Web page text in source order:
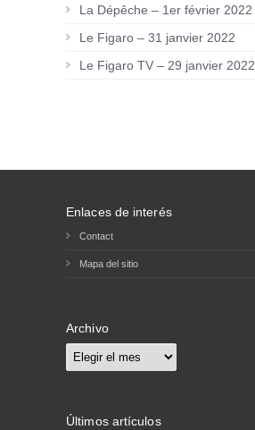
La Dépêche – 1er février 2022
Le Figaro – 31 janvier 2022
Le Figaro TV – 29 janvier 2022
Enlaces de interés
Contact
Mapa del sitio
Archivo
Archivo
Últimos artículos